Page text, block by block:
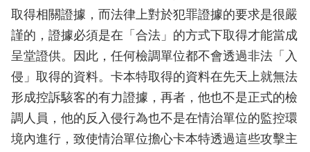
取得相關證據，而法律上對於犯罪證據的要求是很嚴
謹的，證據必須是在「合法」的方式下取得才能當成
呈堂證供。因此，任何檢調單位都不會透過非法「入
侵」取得的資料。卡本特取得的資料在先天上就無法
形成控訴駭客的有力證據，再者，他也不是正式的檢
調人員，他的反入侵行為也不是在情治單位的監控環
境內進行，致使情治單位擔心卡本特透過這些攻擊主